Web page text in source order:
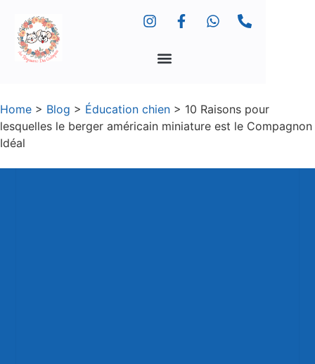
Home > Blog > Éducation chien > 10 Raisons pour
lesquelles le berger américain miniature est le Compagnon
Idéal